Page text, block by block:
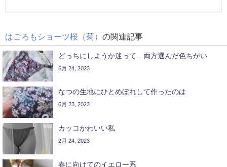
はごろもショーツ桜（菊） の関連記事
どっちにしようか迷って…両方選んだ色ちがい
6月 24, 2023
なつの生地にひとめぼれして作ったのは
6月 23, 2023
カッコかわいい私
2月 24, 2023
春に向けてのイエロー系